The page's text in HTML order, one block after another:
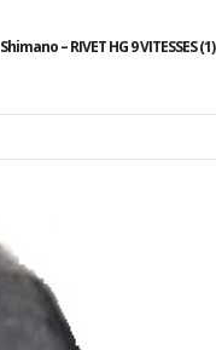
Shimano – RIVET HG 9 VITESSES (1)